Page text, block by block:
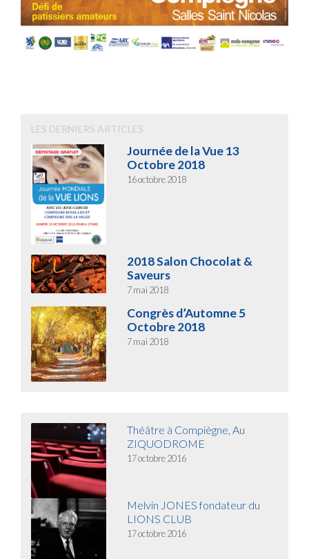
LES DERNIERS ARTICLES
Journée de la Vue 13
Octobre 2018
16 octobre 2018
2018 Salon Chocolat &
Saveurs
7 mai 2018
Congrès d’Automne 5
Octobre 2018
7 mai 2018
Théâtre à Compiègne, Au
ZIQUODROME
17 octobre 2016
Melvin JONES fondateur du
LIONS CLUB
17 octobre 2016